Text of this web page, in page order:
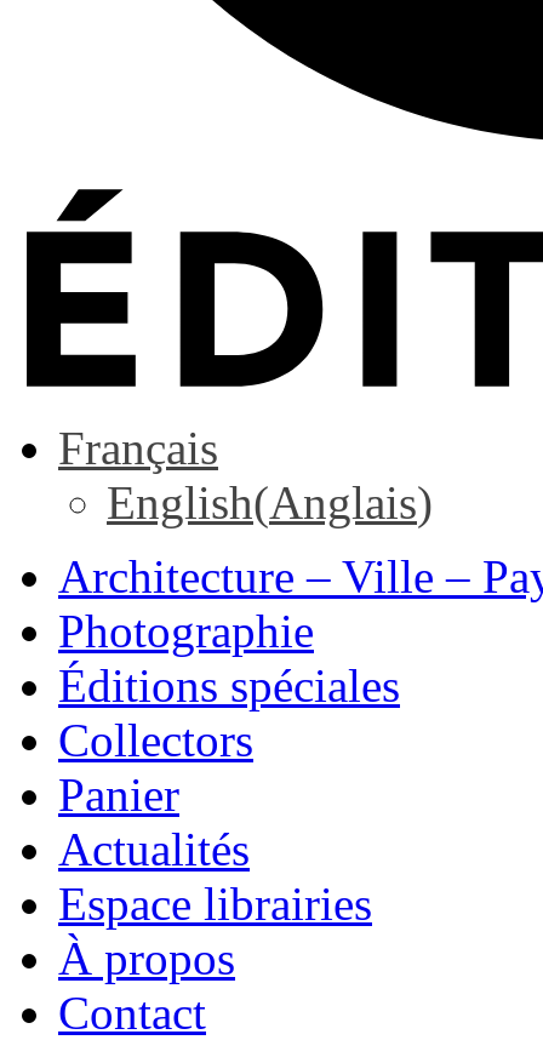
Français
English(Anglais)
Architecture – Ville –
Photographie
Éditions spéciales
Collectors
Panier
Actualités
Espace librairies
À propos
Contact